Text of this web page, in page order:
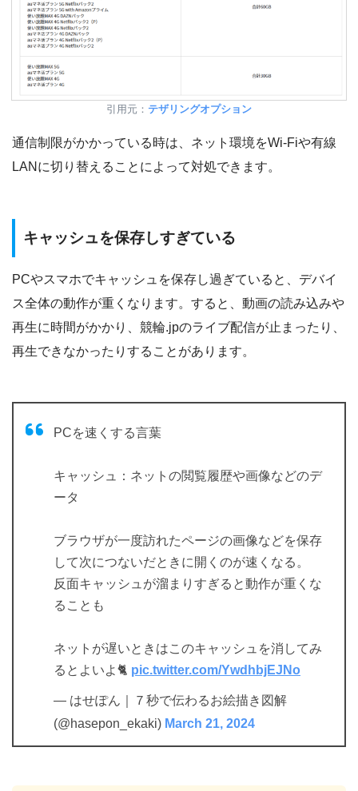
引用元： テザリングオプション
通信制限がかかっている時は、ネット環境をWi-Fiや有線
LANに切り替えることによって対処できます。
キャッシュを保存しすぎている
PCやスマホでキャッシュを保存し過ぎていると、デバイ
ス全体の動作が重くなります。すると、動画の読み込みや
再生に時間がかかり、競輪.jpのライブ配信が止まったり、
再生できなかったりすることがあります。
PCを速くする言葉
キャッシュ：ネットの閲覧履歴や画像などのデ
ータ
ブラウザが一度訪れたページの画像などを保存
して次につないだときに開くのが速くなる。
反面キャッシュが溜まりすぎると動作が重くな
ることも
ネットが遅いときはこのキャッシュを消してみ
るとよいよ🐈 pic.twitter.com/YwdhbjEJNo
— はせぽん｜７秒で伝わるお絵描き図解
(@hasepon_ekaki) March 21, 2024